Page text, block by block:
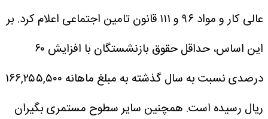
عالی کار و مواد ۹۶ و ۱۱۱ قانون تامین اجتماعی اعلام کرد. بر
این اساس، حداقل حقوق بازنشستگان با افزایش ۶۰
درصدی نسبت به سال گذشته به مبلغ ماهانه ۱۶۶,۲۵۵,۵۰۰
ریال رسیده است. همچنین سایر سطوح مستمری بگیران